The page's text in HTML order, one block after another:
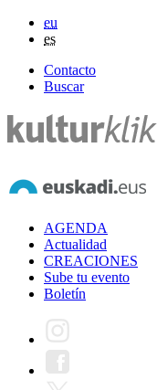
eu
es
Contacto
Buscar
AGENDA
Actualidad
CREACIONES
Sube tu evento
Boletín